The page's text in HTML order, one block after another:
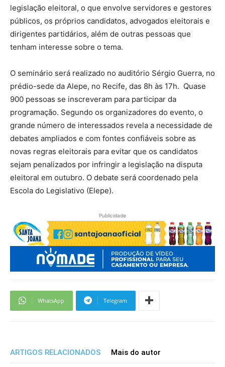
legislação eleitoral, o que envolve servidores e gestores
públicos, os próprios candidatos, advogados eleitorais e
dirigentes partidários, além de outras pessoas que
tenham interesse sobre o tema.
O seminário será realizado no auditório Sérgio Guerra, no
prédio-sede da Alepe, no Recife, das 8h às 17h. Quase
900 pessoas se inscreveram para participar da
programação. Segundo os organizadores do evento, o
grande número de interessados revela a necessidade de
debates ampliados e com fontes confiáveis sobre as
novas regras eleitorais para evitar que os candidatos
sejam penalizados por infringir a legislação na disputa
eleitoral em outubro. O debate será coordenado pela
Escola do Legislativo (Elepe).
Publicidade
WhatsApp Telegram
ARTIGOS RELACIONADOS Mais do autor